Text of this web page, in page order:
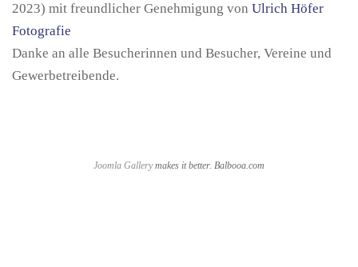
2023) mit freundlicher Genehmigung von Ulrich Höfer
Fotografie
Danke an alle Besucherinnen und Besucher, Vereine und
Gewerbetreibende.
Joomla Gallerymakes it better. Balbooa.com